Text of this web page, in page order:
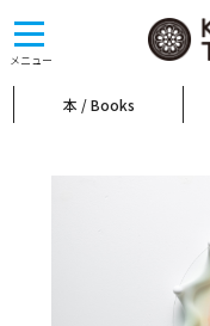
メニュー
toggle
navigation
本 / Books